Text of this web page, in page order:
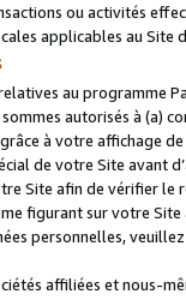
ou activités
applicables au Site
au programme
autorisés à
à votre affichage
de votre Site avant
Site afin de vérifier
figurant sur votre
personnelles,
affiliées et nous-